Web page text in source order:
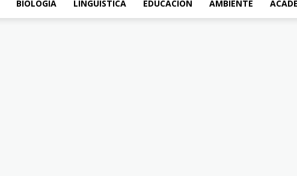
BIOLOGÍA LINGÜÍSTICA EDUCACIÓN AMBIENTE